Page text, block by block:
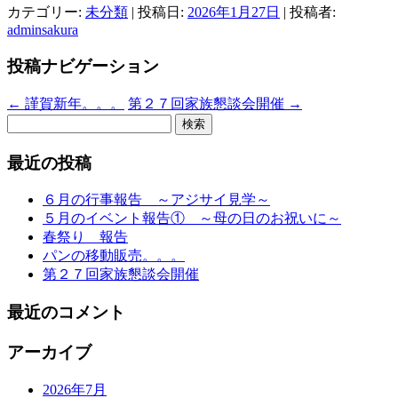
カテゴリー: 未分類 | 投稿日: 2026年1月27日
投稿者:
adminsakura
投稿ナビゲーション
← 謹賀新年。。。 第２７回家族懇談会開催 →
最近の投稿
６月の行事報告 ～アジサイ見学～
５月のイベント報告① ～母の日のお祝いに～
春祭り 報告
パンの移動販売。。。
第２７回家族懇談会開催
最近のコメント
アーカイブ
2026年7月